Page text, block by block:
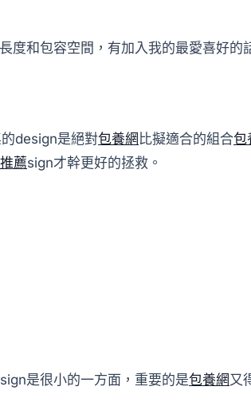
度和包容空間，有加入我的最愛喜好的
design是絕對包養網 比擬適合的組合包
薦sign才幹更好的拯救。
是很小的一方面，重要的是包養網又